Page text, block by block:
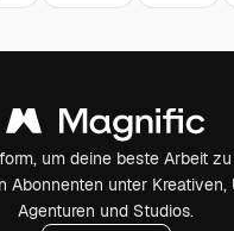
um deine beste Arbeit
Abonnenten unter Kreativen,
Agenturen und Studios.